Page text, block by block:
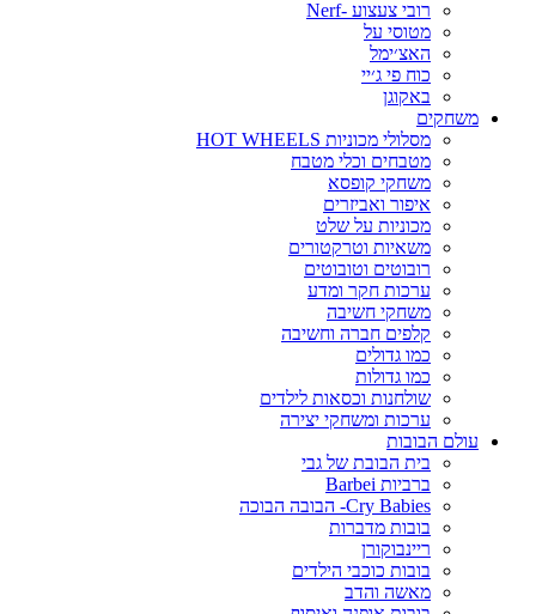
רובי צעצוע -Nerf
מטוסי על
האצ׳ימל
כוח פי ג׳יי
באקוגן
משחקים
מסלולי מכוניות HOT WHEELS
מטבחים וכלי מטבח
משחקי קופסא
איפור ואביזרים
מכוניות על שלט
משאיות וטרקטורים
רובוטים וטובוטים
ערכות חקר ומדע
משחקי חשיבה
קלפים חברה וחשיבה
כמו גדולים
כמו גדולות
שולחנות וכסאות לילדים
ערכות ומשחקי יצירה
עולם הבובות
בית הבובת של גבי
ברביות Barbei
Cry Babies- הבובה הבוכה
בובות מדברות
ריינבוקורן
בובות כוכבי הילדים
מאשה והדב